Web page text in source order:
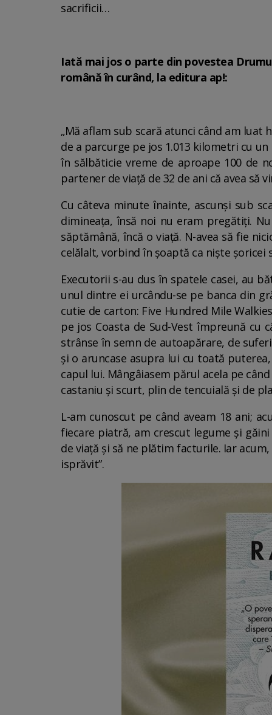
sacrificii…
Iată mai jos o parte din povestea
română în curând, la editura ap!:
„Mă aflam sub scară atunci când am luat
de a parcurge pe jos 1.013 kilometri cu
în sălbăticie vreme de aproape 100 de
partener de viață de 32 de ani că avea să
Cu câteva minute înainte, ascunși sub
dimineața, însă noi nu eram pregătiți.
săptămână, încă o viață. N-avea să fie
celălalt, vorbind în șoaptă ca niște
Executorii s-au dus în spatele casei, au
unul dintre ei urcându-se pe banca din
cutie de carton: Five Hundred Mile
pe jos Coasta de Sud-Vest împreună
strânse în semn de autoapărare, de
și o aruncase asupra lui cu toată
capul lui. Mângâiasem părul acela pe
castaniu și scurt, plin de tencuială și de
L-am cunoscut pe când aveam 18 ani;
fiecare piatră, am crescut legume și
de viață și să ne plătim facturile. Iar
isprăvit”.